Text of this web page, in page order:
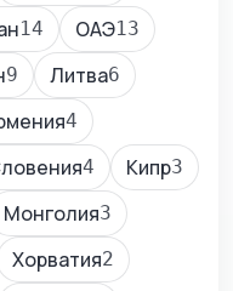
14 ОАЭ13
9 Литва6
4
4 Кипр3
Монголия3
Хорватия2